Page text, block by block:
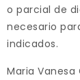
o parcial de
necesario
indicados.
Maria